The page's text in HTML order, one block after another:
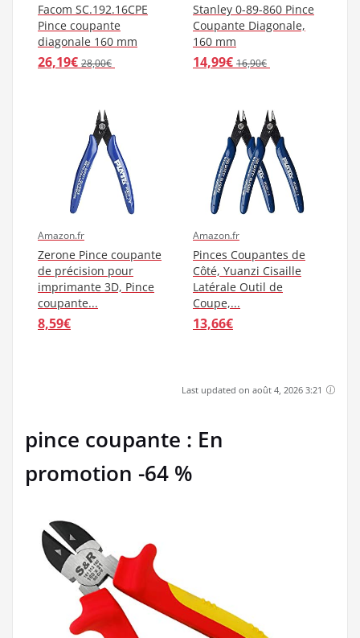
Facom SC.192.16CPE
Pince coupante
diagonale 160 mm
26,19€ 28,00€
Stanley 0-89-860 Pince
Coupante Diagonale,
160 mm
14,99€ 16,90€
Amazon.fr
Zerone Pince coupante
de précision pour
imprimante 3D, Pince
coupante...
8,59€
Amazon.fr
Pinces Coupantes de
Côté, Yuanzi Cisaille
Latérale Outil de
Coupe,...
13,66€
Last updated on août 4, 2026 3:21
pince coupante : En
promotion -64 %